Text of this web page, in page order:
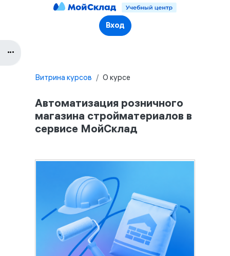
Перейти к основному содержанию
Вход
Витрина курсов О курсе
Автоматизация розничного
магазина стройматериалов в
сервисе МойСклад